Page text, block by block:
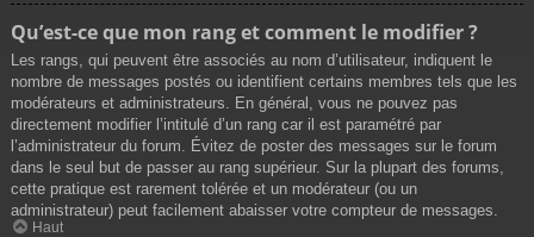
Qu’est-ce que mon rang et comment le modifier ?
Les rangs, qui peuvent être associés au nom d’utilisateur, indiquent le
nombre de messages postés ou identifient certains membres tels que les
modérateurs et administrateurs. En général, vous ne pouvez pas
directement modifier l’intitulé d’un rang car il est paramétré par
l’administrateur du forum. Évitez de poster des messages sur le forum
dans le seul but de passer au rang supérieur. Sur la plupart des forums,
cette pratique est rarement tolérée et un modérateur (ou un
administrateur) peut facilement abaisser votre compteur de messages.
Haut